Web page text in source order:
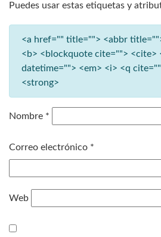
Puedes usar estas etiquetas y
<a href="" title=""> <abbr
<b> <blockquote cite=""> <cite>
datetime=""> <em> <i> <q
<strong>
Nombre *
Correo electrónico *
Web